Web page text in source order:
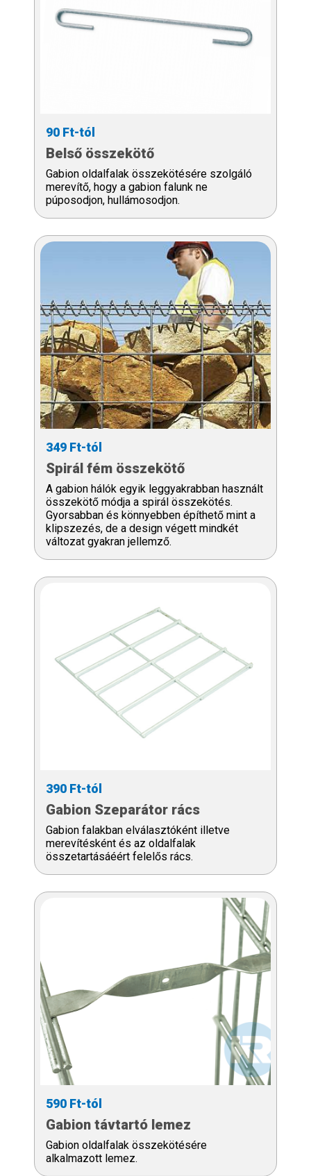
90 Ft-tól
Belső összekötő
Gabion oldalfalak összekötésére szolgáló
merevítő, hogy a gabion falunk ne
púposodjon, hullámosodjon.
349 Ft-tól
Spirál fém összekötő
A gabion hálók egyik leggyakrabban használt
összekötő módja a spirál összekötés.
Gyorsabban és könnyebben építhető mint a
klipszezés, de a design végett mindkét
változat gyakran jellemző.
390 Ft-tól
Gabion Szeparátor rács
Gabion falakban elválasztóként illetve
merevítésként és az oldalfalak
összetartásáéért felelős rács.
590 Ft-tól
Gabion távtartó lemez
Gabion oldalfalak összekötésére
alkalmazott lemez.